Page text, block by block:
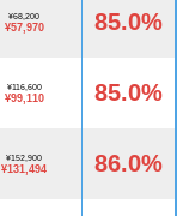
¥68,200
¥57,970 85.0%
¥116,600
¥99,110 85.0%
¥152,900
¥131,494 86.0%